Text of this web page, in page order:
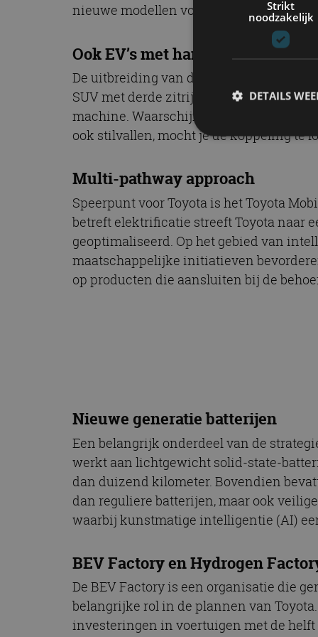
nieuwe modellen volledig elektrisch,
Ook EV’s met handbak
De uitbreiding van de bZ line-up bestaat
SUV met derde zitrij en nog veel meer.
machine. Waarschijnlijk profiteert
ook stilvallen, mocht je de koppeling te
Multi-pathway approach
Speerpunt voor Toyota is het Toyota
betreft elektrificatie streeft Toyota naar
geoptimaliseerd. Op het gebied van
maatschappelijke initiatieven
op producten die aansluiten bij de
Nieuwe generatie batterijen
Een belangrijk onderdeel van de
werkt aan lichtgewicht solid-state-
dan duizend kilometer. Bovendien
dan reguliere batterijen, maar ook
waarbij kunstmatige intelligentie (AI)
BEV Factory en Hydrogen
De BEV Factory is een organisatie die
belangrijke rol in de plannen van
investeringen in voertuigen met de
Strikt
noodzakelijk
DETAILS
accountbeheer. De
Naam
cf_clearance
_ga_SC6JKZPPKY
Naam
_fbp
Meta
Inc.
_gcl_au
Google
IDE
Google